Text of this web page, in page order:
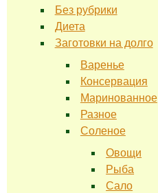
Без рубрики
Диета
Заготовки на долго
Варенье
Консервация
Маринованное
Разное
Соленое
Овощи
Рыба
Сало